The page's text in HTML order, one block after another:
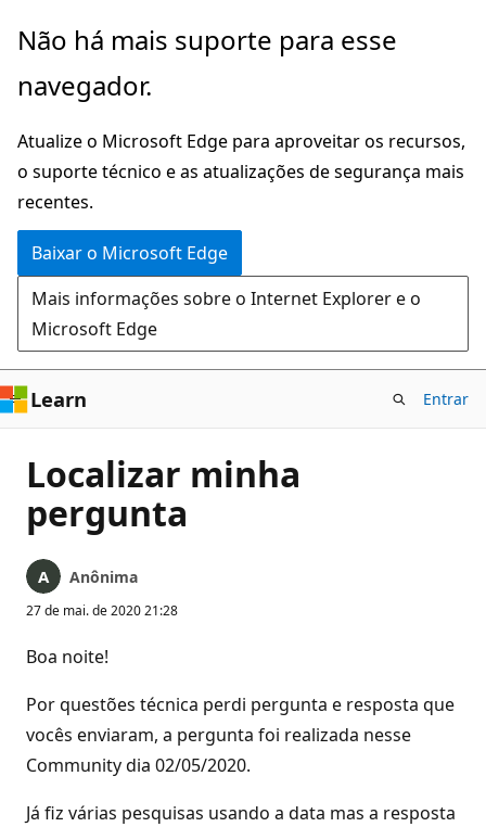
Pular
o
principal
Não há mais suporte para esse
navegador.
Atualize o Microsoft Edge para aproveitar os recursos,
o suporte técnico e as atualizações de segurança mais
recentes.
Baixar o Microsoft Edge
Mais informações sobre o Internet Explorer e o
Microsoft Edge
Learn Entrar
Localizar minha
pergunta
Anônima
27 de mai. de 2020 21:28
Boa noite!
Por questões técnica perdi pergunta e resposta que
vocês enviaram, a pergunta foi realizada nesse
Community dia 02/05/2020.
Já fiz várias pesquisas usando a data mas a resposta